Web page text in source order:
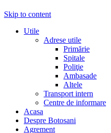
Skip to content
Utile
Adrese utile
Primărie
Spitale
Poliţie
Ambasade
Altele
Transport intern
Centre de informare
Acasa
Despre Botosani
Agrement